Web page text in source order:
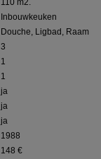
Inbouwkeuken
Douche, Ligbad, Raam
3
1
1
ja
ja
ja
1988
148 €